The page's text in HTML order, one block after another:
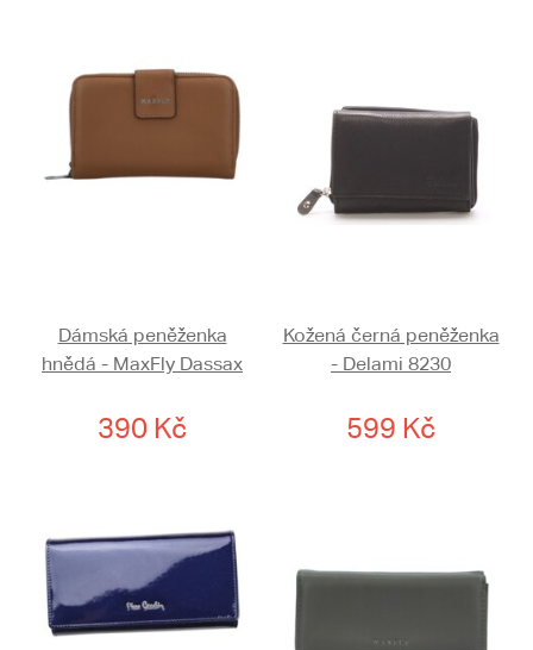
Dámská peněženka
hnědá - MaxFly Dassax
390 Kč
Kožená černá peněženka
- Delami 8230
599 Kč